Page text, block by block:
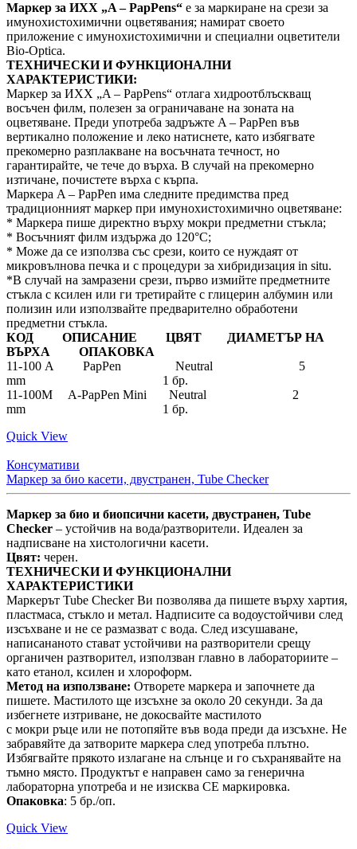
Маркер за ИХХ „A – PapPens“ е за маркиране на срези за
имунохистохимични оцветявания; намират своето
приложение с имунохистохимични и специални оцветители
Bio-Optica.
ТЕХНИЧЕСКИ И ФУНКЦИОНАЛНИ
ХАРАКТЕРИСТИКИ:
Маркер за ИХХ „A – PapPens“ отлага хидроотблъскващ
восъчен филм, полезен за ограничаване на зоната на
оцветяване. Преди употреба задръжте A – PapPen във
вертикално положение и леко натиснете, като избягвате
прекомерно разплакване на восъчната течност, но
гарантирайте, че тече до върха. В случай на прекомерно
изтичане, почистете върха с кърпа.
Маркера A – PapPen има следните предимства пред
традиционният маркер при имунохистохимично оцветяване:
* Маркера пише директно върху мокри предметни стъкла;
* Восъчният филм издържа до 120°C;
* Може да се използва със срези, които се нуждаят от
микровълнова печка и с процедури за хибридизация in situ.
*В случай на замразени срези, първо измийте предметните
стъкла с ксилен или ги третирайте с глицерин албумин или
полизин или използвайте предварително обработени
предметни стъкла.
КОД ОПИСАНИЕ ЦВЯТ ДИАМЕТЪР НА
ВЪРХА ОПАКОВКА
11-100 A PapPen Neutral 5
mm 1 бр.
11-100M A-PapPen Mini Neutral 2
mm 1 бр.
Quick View
Консумативи
Маркер за био касети, двустранен, Tube Checker
Маркер за био и биопсични касети, двустранен, Tube
Checker – устойчив на вода/разтворители. Идеален за
надписване на хистологични касети.
Цвят: черен.
ТЕХНИЧЕСКИ И ФУНКЦИОНАЛНИ
ХАРАКТЕРИСТИКИ
Маркерът Tube Checker Ви позволява да пишете върху хартия,
пластмаса, стъкло и метал. Надписите са водоустойчиви след
изсъхване и не се размазват с вода. След изсушаване,
написананото стават устойчиви на разтворители срещу
органичен разтворител, използван главно в лабораториите –
като етанол, ксилен и хлороформ.
Метод на използване: Отворете маркера и започнете да
пишете. Мастилото ще изсъхне за около 20 секунди. За да
избегнете изтриване, не докосвайте мастилото
с мокри ръце или не потопяйте във вода преди да изсъхне. Не
забравяйте да затворите маркера след употреба плътно.
Избягвайте прякото излагане на слънце и го съхранявайте на
тъмно място. Продуктът е направен само за генерична
лабораторна употреба и не изисква CE маркировка.
Опаковка: 5 бр./оп.
Quick View